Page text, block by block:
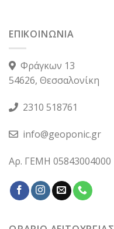
ΕΠΙΚΟΙΝΩΝΙΑ
Φράγκων 13
54626, Θεσσαλονίκη
2310 518761
info@geoponic.gr
Αρ. ΓΕΜΗ 05843004000